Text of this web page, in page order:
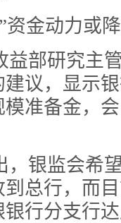
金动力或
部研究主管
议，显示
准备金，
银监会希望
总行，而
行分支行